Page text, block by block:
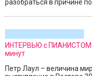
разобраться в причине
ИНТЕРВЬЮ с
минут
Петр Лаул – величина